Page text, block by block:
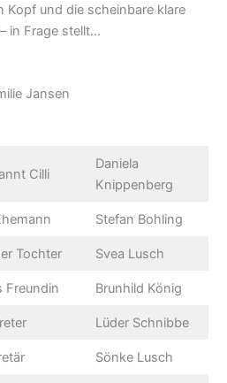
Kopf und die scheinbare klare
in Frage stellt…
Jansen
Cilli
Daniela
Knippenberg
Stefan Bohling
Tochter Svea Lusch
Freundin Brunhild König
Lüder Schnibbe
Sönke Lusch